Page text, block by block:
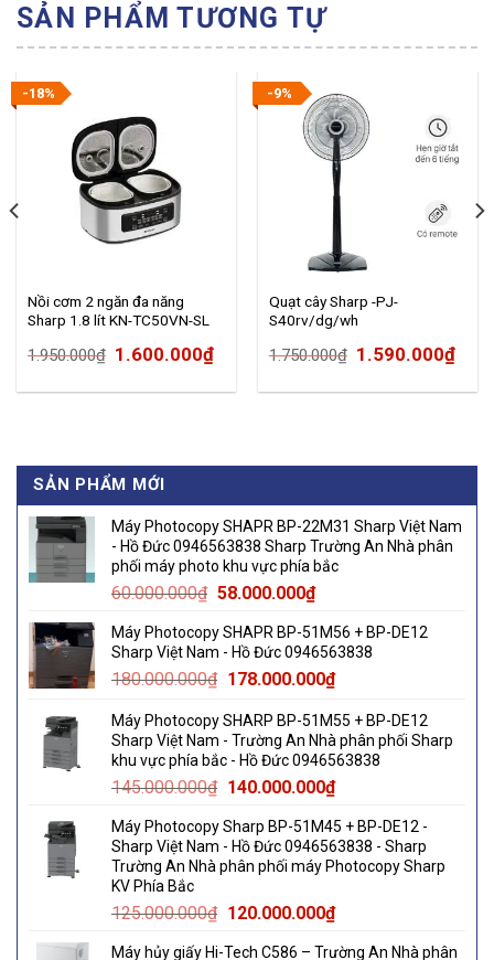
SẢN PHẨM MỚI
Máy Photocopy SHAPR BP-22M31 Sharp Việt Nam
- Hồ Đức 0946563838 Sharp Trường An Nhà phân
phối máy photo khu vực phía bắc
60.000.000₫ Original
was:
60.000.000₫.
58.000.000₫Current
is:
58.000.000₫.
Máy Photocopy SHAPR BP-51M56 + BP-DE12
Sharp Việt Nam - Hồ Đức 0946563838
180.000.000₫ Original
was:
180.000.000₫.
178.000.000₫Current
is:
178.000.000₫.
Máy Photocopy SHARP BP-51M55 + BP-DE12
Sharp Việt Nam - Trường An Nhà phân phối Sharp
khu vực phía bắc - Hồ Đức 0946563838
145.000.000₫ Original
was:
145.000.000₫.
140.000.000₫Current
is:
140.000.000₫.
Máy Photocopy Sharp BP-51M45 + BP-DE12 -
Sharp Việt Nam - Hồ Đức 0946563838 - Sharp
Trường An Nhà phân phối máy Photocopy Sharp
KV Phía Bắc
125.000.000₫ Original
120.000.000₫Current
Máy hủy giấy Hi-Tech C586 – Trường An Nhà phân
SẢN PHẨM TƯƠNG TỰ
-18%
Nồi cơm 2 ngăn đa năng
Sharp 1.8 lít KN-TC50VN-SL
1.950.000₫ Original
1.600.000₫Current
-9%
Quạt cây Sharp -PJ-
S40rv/dg/wh
1.750.000₫ Original
1.590.000₫